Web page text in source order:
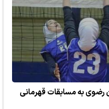
رضوی به مسابقات قهرمانی